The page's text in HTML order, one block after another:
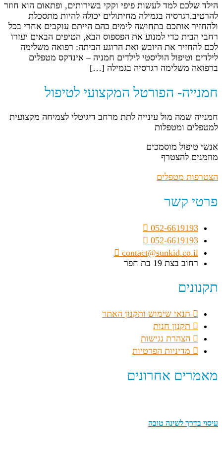
הילד שלכם למד לעשות פיפי וקקי בשירותים, ופתאום הוא חוזר
להרטיב.רגרסיה בגמילה מחיתולים יכולה להיות מתסכלת
ולהחזיר אותכם בתחושה לימים בהם הייתם עוקבים אחרי בכל
רחבי הבית כדי למנוע את הפספוס הבא, הטיפים הבאים יעזרו
לכם להחזיר את היובש ואת הרוגע הביתה: רפואה משלימה
לילדים וטיפול הוליסטי לילדים חמניה – אינדקס מטפלים
ברפואה משלימה רגרסיה בגמילה […]
חמנייה- הפורטל המקצועי לטיפול
חמנייה שמה מול עינייה לתת מרחב דיגיטלי לצמיחה מקצועית
למטפלים ומטפלות
אנשי טיפול מוסמכים
מוזמנים להצטרף
הצטרפות מטפלים
פרטי קשר
052-6619193
052-6619193
contact@sunkid.co.il
רחוב בצת 19 בת חפר
תקנונים
תנאי שימוש ותקנון האתר
תקנון חנות
הצהרת נגישות
מדיניות הפרטיות
מאמרים אחרונים
עיסוי בדרך לשינה טובה